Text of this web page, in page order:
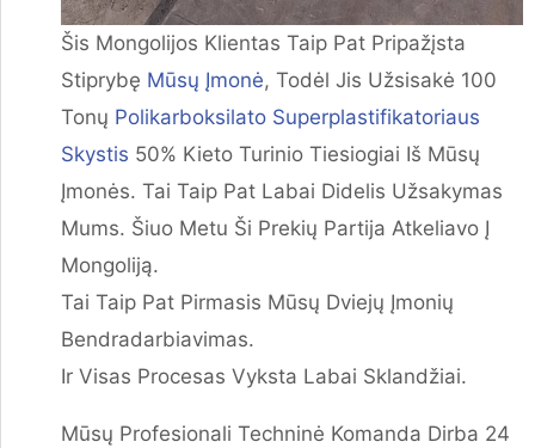
Šis Mongolijos Klientas Taip Pat Pripažįsta
Stiprybę Mūsų Įmonė, Todėl Jis Užsisakė 100
Tonų Polikarboksilato Superplastifikatoriaus
Skystis 50% Kieto Turinio Tiesiogiai Iš Mūsų
Įmonės. Tai Taip Pat Labai Didelis Užsakymas
Mums. Šiuo Metu Ši Prekių Partija Atkeliavo Į
Mongoliją.
Tai Taip Pat Pirmasis Mūsų Dviejų Įmonių
Bendradarbiavimas.
Ir Visas Procesas Vyksta Labai Sklandžiai.
Mūsų Profesionali Techninė Komanda Dirba 24